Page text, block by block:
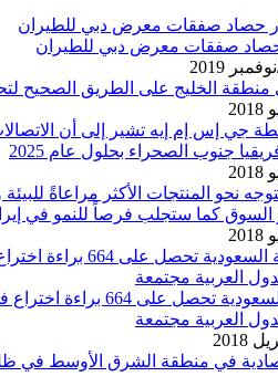
منطقة الخليج على الطريق الصحيح
جي إس إم إيه تشير إلى أن
جنوب الصحراء بحلول عام 2025
نحو المنتجات الأكثر مراعاةً
السوق كما ستجلب فرصاً للنمو في
العربية مجتمعة
في منطقة الشرق الأوسط في